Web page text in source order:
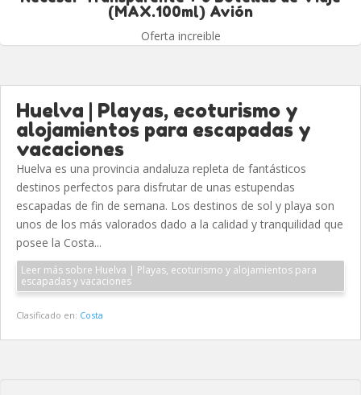
(MAX.100ml) Avión
Oferta increible
Huelva | Playas, ecoturismo y
alojamientos para escapadas y
vacaciones
Huelva es una provincia andaluza repleta de fantásticos
destinos perfectos para disfrutar de unas estupendas
escapadas de fin de semana. Los destinos de sol y playa son
unos de los más valorados dado a la calidad y tranquilidad que
posee la Costa...
Leer más sobre Huelva | Playas, ecoturismo y alojamientos para
escapadas y vacaciones
Clasificado en: Costa